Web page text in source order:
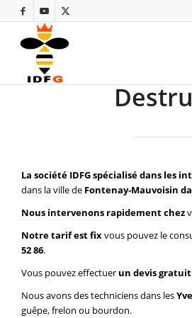
La société IDFG spécialisé dans les
dans la ville de Fontenay-Mauvoisin
Nous intervenons rapidement chez
Notre tarif est fixvous pouvez le
52 86.
Vous pouvez effectuer un devis
Nous avons des techniciens dans les
guêpe, frelon ou bourdon.